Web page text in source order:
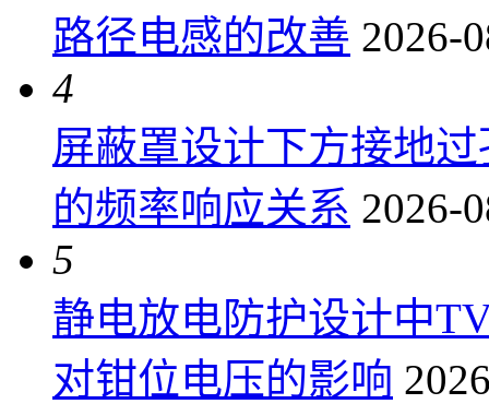
路径电感的改善 2026-
4
屏蔽罩设计下方接地
的频率响应关系 2026-
5
静电放电防护设计中
对钳位电压的影响